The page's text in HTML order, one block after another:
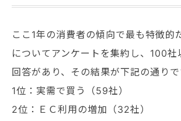
ここ1年の消費者の傾向で最も特徴的
についてアンケートを集約し、100社
回答があり、その結果が下記の通りで
1位：実需で買う（59社）
2位：ＥＣ利用の増加（32社）